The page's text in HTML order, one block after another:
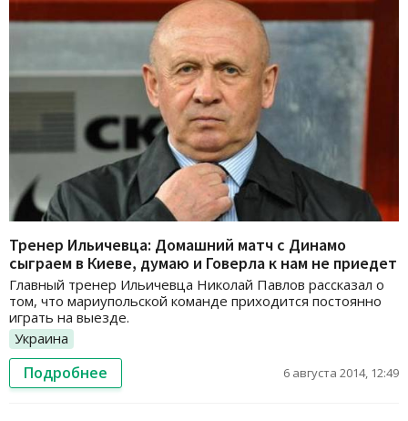
Тренер Ильичевца: Домашний матч с Динамо
сыграем в Киеве, думаю и Говерла к нам не приедет
Главный тренер Ильичевца Николай Павлов рассказал о
том, что мариупольской команде приходится постоянно
играть на выезде.
Украина
Подробнее 6 августа 2014, 12:49